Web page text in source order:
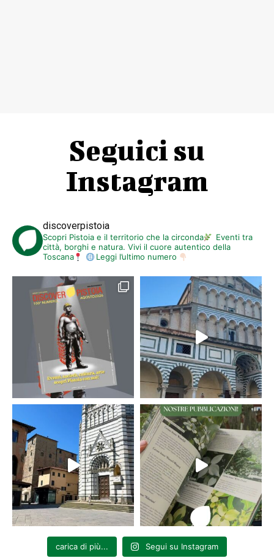
Seguici su
Instagram
discoverpistoia
Scopri Pistoia e il territorio che la circonda
Eventi tra
città, borghi e natura. Vivi il cuore autentico della
Toscana
Leggi l’ultimo numero
carica di più... Segui su Instagram